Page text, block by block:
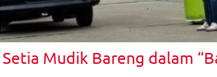
Mudik Bareng dalam